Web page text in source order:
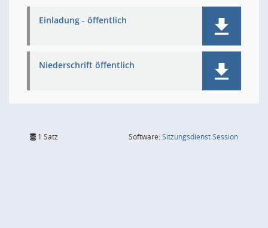
Einladung - öffentlich
Niederschrift öffentlich
1 Satz Software:SitzungsdienstSession(Wird in